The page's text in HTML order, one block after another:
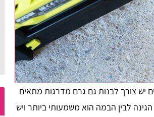
יש צורך לבנות גם גרם מדרגות מתאים
לבין הבמה הוא משמעותי ביותר ויש